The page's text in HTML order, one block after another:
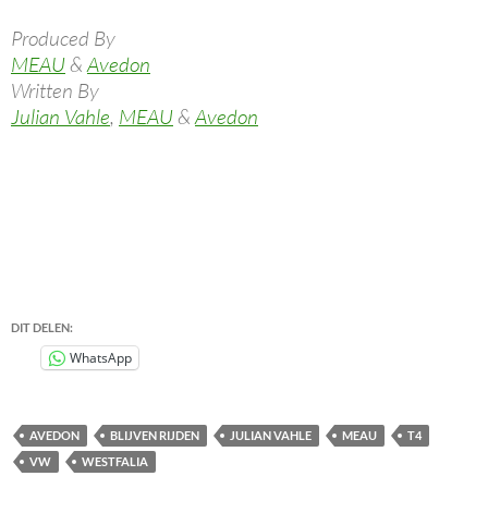
Produced By
MEAU& Avedon
Written By
Julian Vahle, MEAU& Avedon
DIT DELEN:
WhatsApp
AVEDON BLIJVEN RIJDEN JULIAN VAHLE MEAU
T4
VW
WESTFALIA